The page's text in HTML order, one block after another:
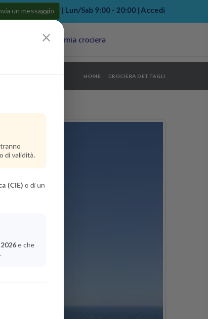
>
>
un messaggio | Lun/Sab 9:00 - 20:00 |Accedi
Last Minute La mia crociera
HOME CROCIERA DETTAGLI
×
di validità.
(CIE) o di un
e che